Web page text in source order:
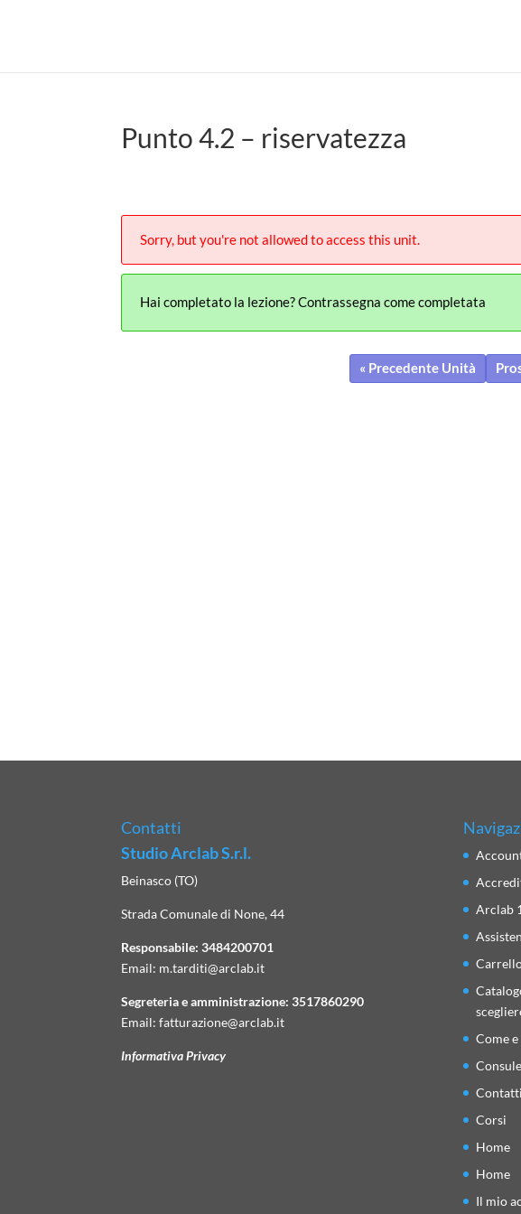
Punto 4.2 – riservatezza
Sorry, but you're not allowed to access this unit.
Hai completato la lezione? Contrassegna come completata
« Precedente Unità
Contatti
Studio Arclab S.r.l.
Beinasco (TO)
Strada Comunale di None, 44
Responsabile:3484200701
Email: m.tarditi@arclab.it
Segreteria e amministrazione:3517860290
Email:fatturazione@arclab.it
Informativa Privacy
Arclab
Come
Contatti
Corsi
Home
Home
Il mio